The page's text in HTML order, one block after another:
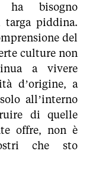
ha bisogno
targa piddina.
del
culture non
a vivere
d’origine, a
all’interno
di quelle
offre, non è
che sto